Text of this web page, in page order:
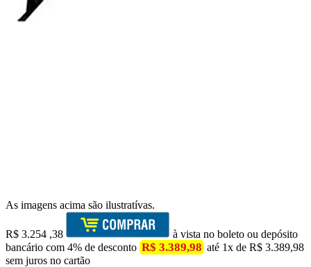
As imagens acima são ilustratívas.
R$ 3.254 ,38
à vista no boleto ou depósito
bancário com 4% de desconto R$ 3.389,98 até 1x de R$ 3.389,98
sem juros no cartão